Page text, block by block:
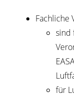
Fachliche
sind
für